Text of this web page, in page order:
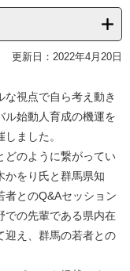
更新日：2022年4月20日
視点で自ら考え動き
ル始動人育成の機運を
ました。
どのように繋がってい
をり氏と群馬県知
とのQ&Aセッション
での先輩である県内在
迎え、群馬の若者との